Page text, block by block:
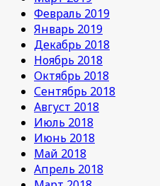
Февраль 2019
Январь 2019
Декабрь 2018
Ноябрь 2018
Октябрь 2018
Сентябрь 2018
Август 2018
Июль 2018
Июнь 2018
Май 2018
Апрель 2018